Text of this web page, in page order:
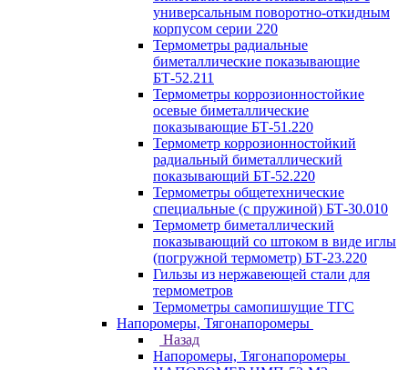
универсальным поворотно-откидным
корпусом серии 220
Термометры радиальные
биметаллические показывающие
БТ-52.211
Термометры коррозионностойкие
осевые биметаллические
показывающие БТ-51.220
Термометр коррозионностойкий
радиальный биметаллический
показывающий БТ-52.220
Термометры общетехнические
специальные (с пружиной) БТ-30.010
Термометр биметаллический
показывающий со штоком в виде иглы
(погружной термометр) БТ-23.220
Гильзы из нержавеющей стали для
термометров
Термометры самопишущие ТГС
Напоромеры, Тягонапоромеры
Назад
Напоромеры, Тягонапоромеры